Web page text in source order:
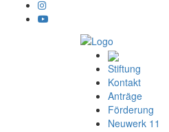
Stiftung
Kontakt
Anträge
Förderung
Neuwerk 11